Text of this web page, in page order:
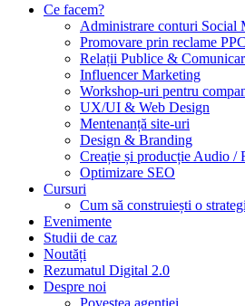
Ce facem?
Administrare conturi Social
Promovare prin reclame PPC
Relații Publice &
Influencer Marketing
Workshop-uri pentru
UX/UI & Web Design
Mentenanță site-uri
Design & Branding
Creație și producție Audio /
Optimizare SEO
Cursuri
Cum să construiești o
Evenimente
Studii de caz
Noutăți
Rezumatul Digital 2.0
Despre noi
Povestea agenției